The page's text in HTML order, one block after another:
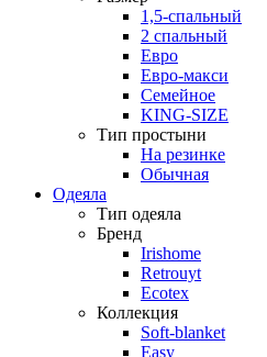
1,5-спальный
2 спальный
Евро
Евро-макси
Семейное
KING-SIZE
Тип простыни
На резинке
Обычная
Одеяла
Тип одеяла
Бренд
Irishome
Retrouyt
Ecotex
Коллекция
Soft-blanket
Easy